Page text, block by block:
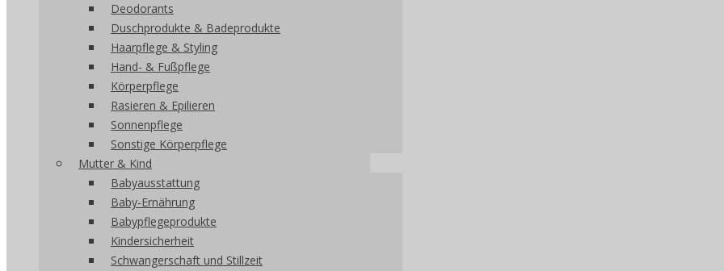
Deodorants
Duschprodukte & Badeprodukte
Haarpflege & Styling
Hand- & Fußpflege
Körperpflege
Rasieren & Epilieren
Sonnenpflege
Sonstige Körperpflege
Mutter & Kind
Babyausstattung
Baby-Ernährung
Babypflegeprodukte
Kindersicherheit
Schwangerschaft und Stillzeit